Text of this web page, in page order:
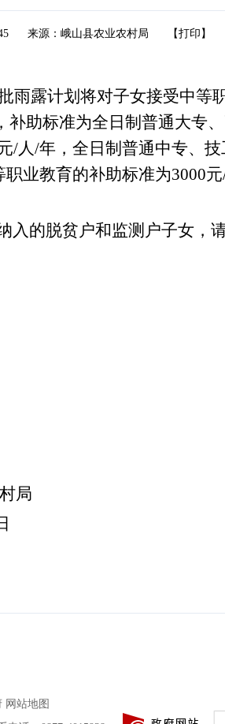
来源：峨山县农业农村局 【打印 】
雨露计划将对子女接受中等
补助标准为全日制普通大专
/人/年，全日制普通中专、
业教育的补助标准为3000元
入的脱贫户和监测户子女，
局
网站地图